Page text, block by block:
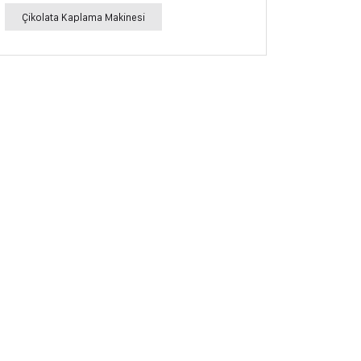
Çikolata Kaplama Makinesi